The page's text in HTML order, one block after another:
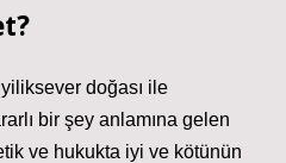
doğası ile
bir şey anlamına gelen
ve hukukta iyi ve kötünün